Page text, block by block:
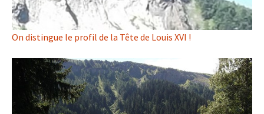
On distingue le profil de la Tête de Louis XVI !